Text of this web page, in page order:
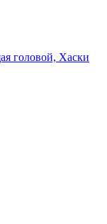
головой, Хаски